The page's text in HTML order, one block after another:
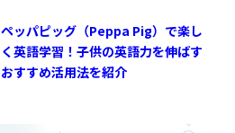
ペッパピッグ（Peppa Pig）で楽し
く英語学習！子供の英語力を伸ばす
おすすめ活用法を紹介